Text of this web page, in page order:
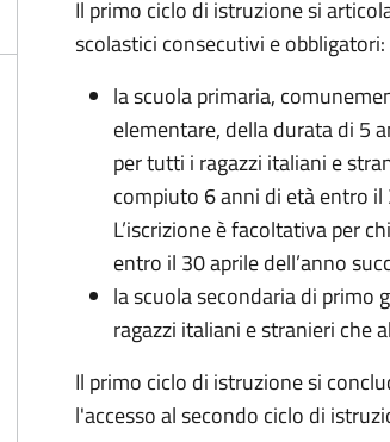
Il primo ciclo di istruzione si
scolastici consecutivi e obbligatori:
la scuola primaria,
elementare, della durata di 5
per tutti i ragazzi italiani e
compiuto 6 anni di età entro il
L’iscrizione è facoltativa per
entro il 30 aprile dell’anno
la scuola secondaria di primo
ragazzi italiani e stranieri che
Il primo ciclo di istruzione si
l'accesso al secondo ciclo di